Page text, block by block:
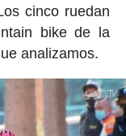
cinco ruedan
bike de la
analizamos.